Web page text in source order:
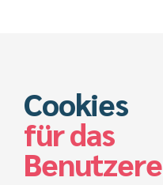
Cookies
für das